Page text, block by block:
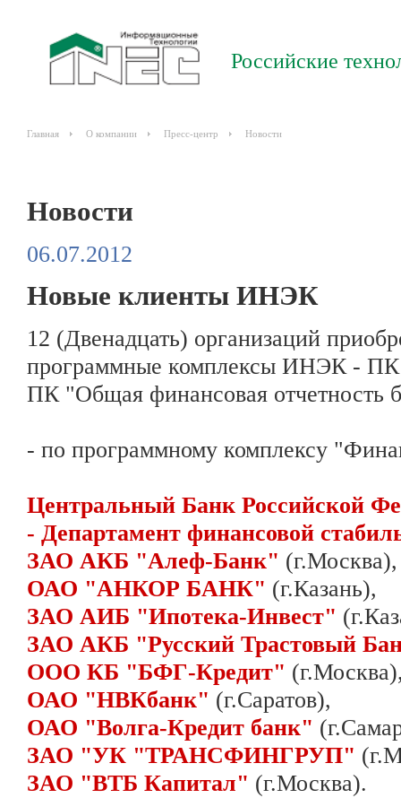
Российские
Главная О компании Пресс-центр Новости
Новости
06.07.2012
Новые клиенты ИНЭК
12 (Двенадцать) организаций
программные комплексы ИНЭК -
ПК "Общая финансовая
- по программному комплексу
Центральный Банк Российской
- Департамент финансовой
ЗАО АКБ "Алеф-Банк" (г.Москва),
ОАО "АНКОР БАНК" (г.Казань),
ЗАО АИБ "Ипотека-Инвест"
ЗАО АКБ "Русский Трастовый
ООО КБ "БФГ-Кредит"
ОАО "НВКбанк" (г.Саратов),
ОАО "Волга-Кредит банк"
ЗАО "УК "ТРАНСФИНГРУП"
ЗАО "ВТБ Капитал" (г.Москва).